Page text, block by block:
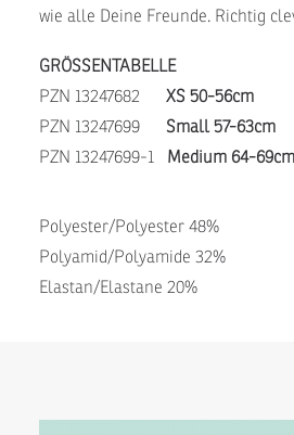
wie alle Deine Freunde. Richtig
GRÖSSENTABELLE
PZN 13247682 XS 50-56cm
PZN 13247699 Small 57-63cm
PZN 13247699-1 Medium 64-69cm
Polyester/Polyester 48%
Polyamid/Polyamide 32%
Elastan/Elastane 20%